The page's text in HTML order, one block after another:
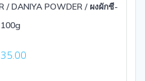
/ DANIYA POWDER / ผงผักชี-
100g
35.00